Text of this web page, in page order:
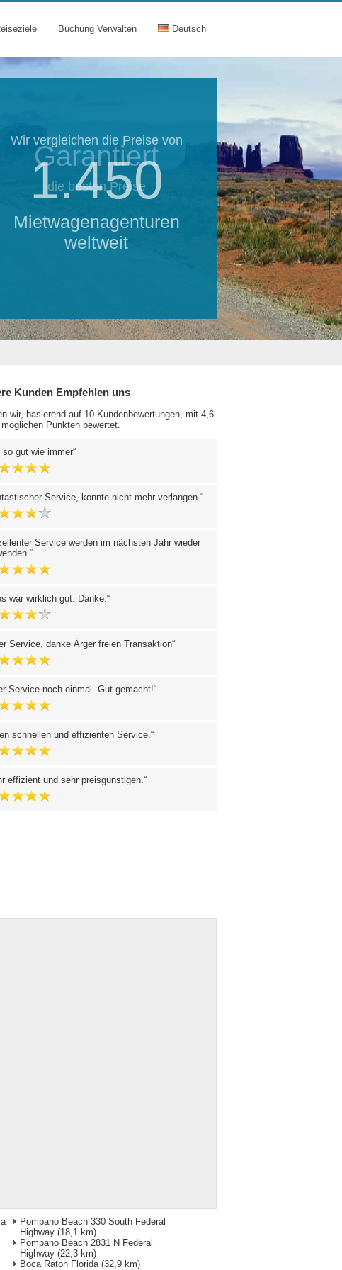
Buchung Verwalten Deutsch
Wir vergleichen die Preise von
1.450
Mietwagenagenturen
weltweit
Garantiert
die besten Preise
Kunden Empfehlen uns
wir, basierend auf 10 Kundenbewertungen, mit 4,6
Punkten bewertet.
so gut wie immer
Service, konnte nicht mehr verlangen.
Service werden im nächsten Jahr wieder
war wirklich gut. Danke.
Service, danke Ärger freien Transaktion
Service noch einmal. Gut gemacht!
schnellen und effizienten Service.
effizient und sehr preisgünstigen.
Pompano Beach 330 South Federal
Highway (18,1 km)
Pompano Beach 2831 N Federal
Highway (22,3 km)
Boca Raton Florida(32,9 km)